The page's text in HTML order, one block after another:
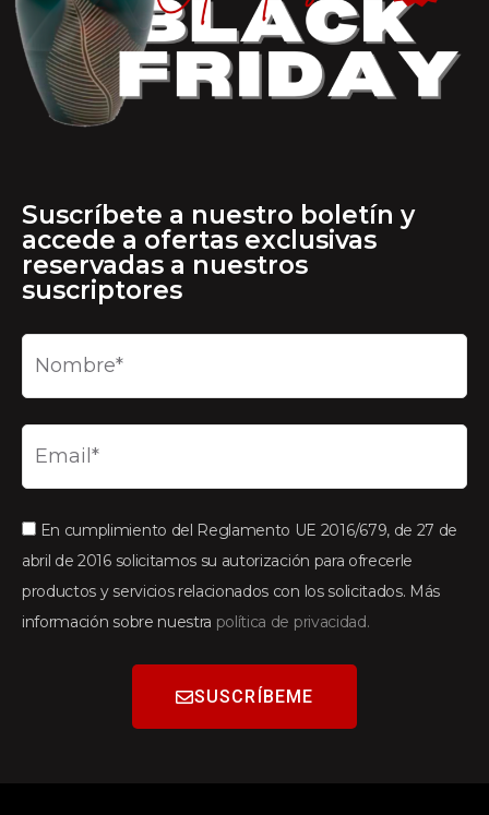
Suscríbete a nuestro boletín y
accede a ofertas exclusivas
reservadas a nuestros
suscriptores
En cumplimiento del Reglamento UE 2016/679, de 27 de
abril de 2016 solicitamos su autorización para ofrecerle
productos y servicios relacionados con los solicitados. Más
información sobre nuestra política de privacidad.
SUSCRÍBEME